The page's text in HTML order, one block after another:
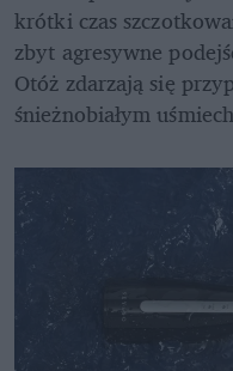
krótki czas
zbyt agresywne
Otóż zdarzają się
śnieżnobiałym